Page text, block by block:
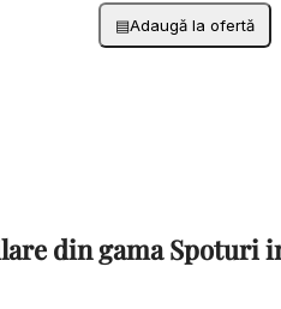
▤Adaugă la ofertă
din gama Spoturi